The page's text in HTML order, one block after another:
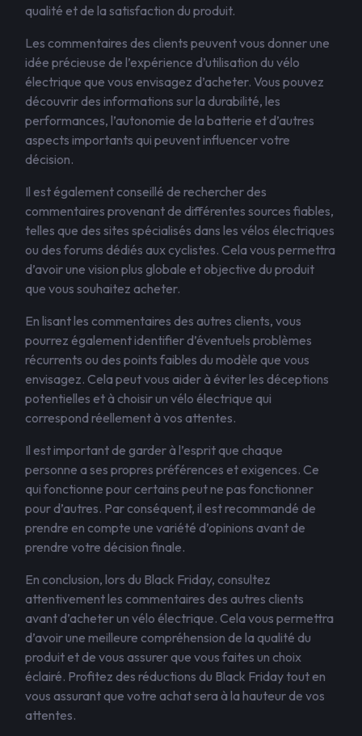
qualité et de la satisfaction du produit.
Les commentaires des clients peuvent vous donner une
idée précieuse de l’expérience d’utilisation du vélo
électrique que vous envisagez d’acheter. Vous pouvez
découvrir des informations sur la durabilité, les
performances, l’autonomie de la batterie et d’autres
aspects importants qui peuvent influencer votre
décision.
Il est également conseillé de rechercher des
commentaires provenant de différentes sources fiables,
telles que des sites spécialisés dans les vélos électriques
ou des forums dédiés aux cyclistes. Cela vous permettra
d’avoir une vision plus globale et objective du produit
que vous souhaitez acheter.
En lisant les commentaires des autres clients, vous
pourrez également identifier d’éventuels problèmes
récurrents ou des points faibles du modèle que vous
envisagez. Cela peut vous aider à éviter les déceptions
potentielles et à choisir un vélo électrique qui
correspond réellement à vos attentes.
Il est important de garder à l’esprit que chaque
personne a ses propres préférences et exigences. Ce
qui fonctionne pour certains peut ne pas fonctionner
pour d’autres. Par conséquent, il est recommandé de
prendre en compte une variété d’opinions avant de
prendre votre décision finale.
En conclusion, lors du Black Friday, consultez
attentivement les commentaires des autres clients
avant d’acheter un vélo électrique. Cela vous permettra
d’avoir une meilleure compréhension de la qualité du
produit et de vous assurer que vous faites un choix
éclairé. Profitez des réductions du Black Friday tout en
vous assurant que votre achat sera à la hauteur de vos
attentes.